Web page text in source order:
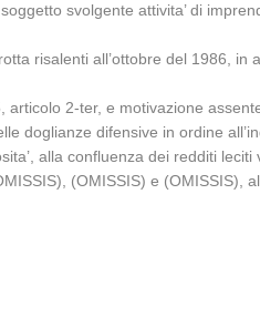
svolgente attivita’ di
risalenti all’ottobre del 1986, in
articolo 2-ter, e motivazione
doglianze difensive in ordine
alla confluenza dei redditi leciti
(OMISSIS) e (OMISSIS),